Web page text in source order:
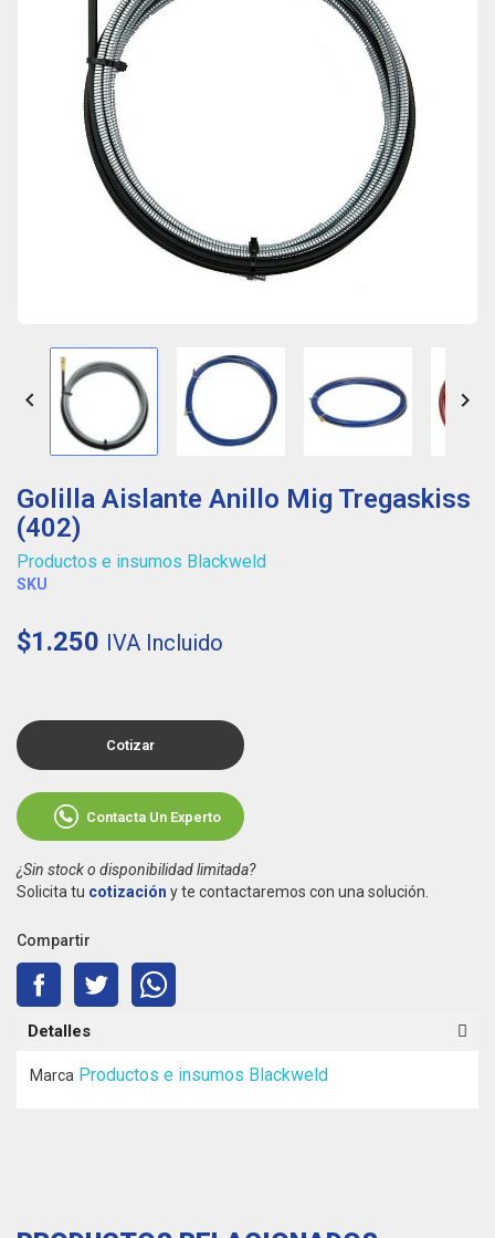
 
Golilla Aislante Anillo Mig Tregaskiss
(402)
Productos e insumos Blackweld
SKU
$1.250 IVA Incluido
Cotizar
Contacta Un Experto
¿Sin stock o disponibilidad limitada?
Solicita tu cotización y te contactaremos con una solución.
Compartir
Detalles
Marca Productos e insumos Blackweld